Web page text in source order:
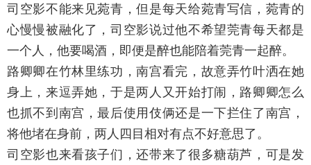
司空影不能来见菀青，但是每天给菀青写信，菀青的
心慢慢被融化了，司空影说过他不希望莞青每天都是
一个人，他要喝酒，即便是醉也能陪着莞青一起醉。
路卿卿在竹林里练功，南宫看完，故意弄竹叶洒在她
身上，来逗弄她，于是两人又开始打闹，路卿卿怎么
也抓不到南宫，最后使用伎俩还是一下拦住了南宫，
将他堵在身前，两人四目相对有点不好意思了。
司空影也来看孩子们，还带来了很多糖葫芦，可是发